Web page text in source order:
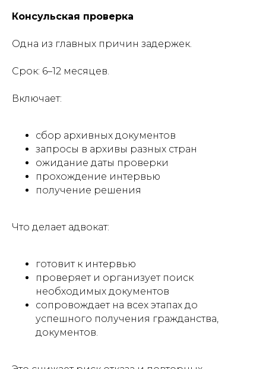
Консульская проверка
Одна из главных причин задержек.
Срок: 6–12 месяцев.
Включает:
сбор архивных документов
запросы в архивы разных стран
ожидание даты проверки
прохождение интервью
получение решения
Что делает адвокат:
готовит к интервью
проверяет и организует поиск
необходимых документов
сопровождает на всех этапах до
успешного получения гражданства,
документов.